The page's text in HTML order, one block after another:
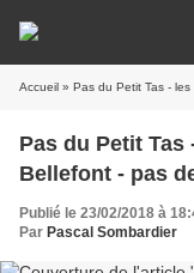
Accueil » Pas du Petit Tas -
Pas du Petit
Bellefont - pas
Publié le 23/02/2018 à
Par Pascal Sombardier